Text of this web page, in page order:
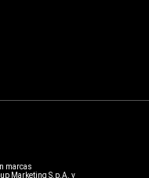
marcas
Marketing S.p.A. y